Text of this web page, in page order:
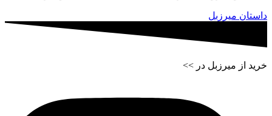
داستان میرزبل
خرید از میرزبل در >>